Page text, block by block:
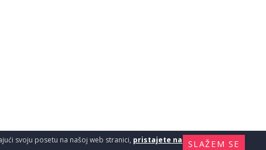
SLAŽEM SE
svoju posetu na našoj web stranici, pristajete na